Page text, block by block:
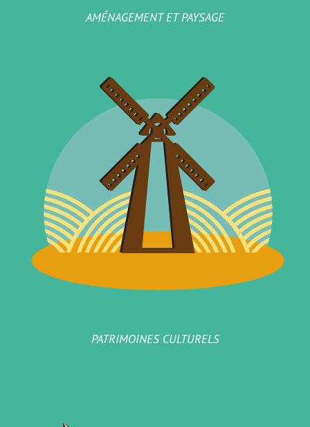
AMÉNAGEMENT ET PAYSAGE
PATRIMOINES CULTURELS